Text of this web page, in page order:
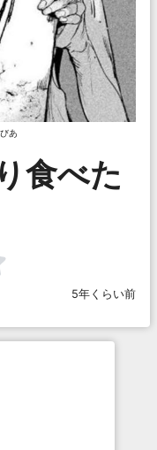
あ
食べた
5年くらい前